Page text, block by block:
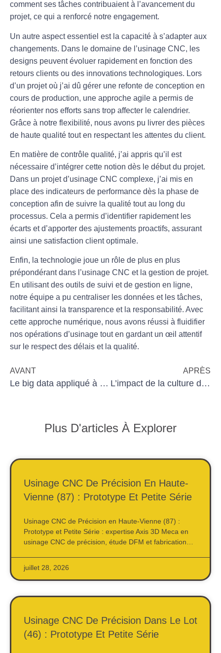
comment ses tâches contribuaient à l’avancement du
projet, ce qui a renforcé notre engagement.
Un autre aspect essentiel est la capacité à s’adapter aux
changements. Dans le domaine de l’usinage CNC, les
designs peuvent évoluer rapidement en fonction des
retours clients ou des innovations technologiques. Lors
d’un projet où j’ai dû gérer une refonte de conception en
cours de production, une approche agile a permis de
réorienter nos efforts sans trop affecter le calendrier.
Grâce à notre flexibilité, nous avons pu livrer des pièces
de haute qualité tout en respectant les attentes du client.
En matière de contrôle qualité, j’ai appris qu’il est
nécessaire d’intégrer cette notion dès le début du projet.
Dans un projet d’usinage CNC complexe, j’ai mis en
place des indicateurs de performance dès la phase de
conception afin de suivre la qualité tout au long du
processus. Cela a permis d’identifier rapidement les
écarts et d’apporter des ajustements proactifs, assurant
ainsi une satisfaction client optimale.
Enfin, la technologie joue un rôle de plus en plus
prépondérant dans l’usinage CNC et la gestion de projet.
En utilisant des outils de suivi et de gestion en ligne,
notre équipe a pu centraliser les données et les tâches,
facilitant ainsi la transparence et la responsabilité. Avec
cette approche numérique, nous avons réussi à fluidifier
nos opérations d’usinage tout en gardant un œil attentif
sur le respect des délais et la qualité.
AVANT
Le big data appliqué à l’usinage : enjeux techniques
APRÈS
L’impact de la culture d’entreprise sur la qualité en usinage
Plus D'articles À Explorer
Usinage CNC De Précision En Haute-
Vienne (87) : Prototype Et Petite Série
Usinage CNC de Précision en Haute-Vienne (87) :
Prototype et Petite Série : expertise Axis 3D Meca en
usinage CNC de précision, étude DFM et fabrication…
juillet 28, 2026
Usinage CNC De Précision Dans Le Lot
(46) : Prototype Et Petite Série